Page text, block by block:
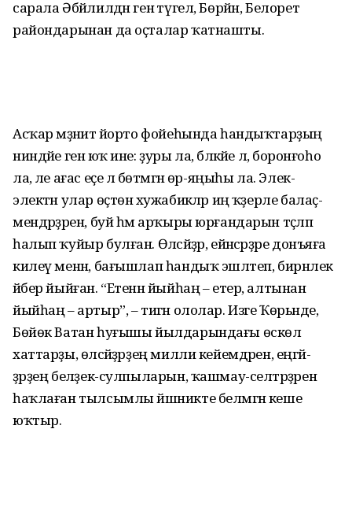
сарала Әб­йәлилдән генә түгел, Бөрйән, Белорет
райондарынан да оҫталар ҡатнашты.
Асҡар мәҙәниәт йорто фойеһында һандыҡтарҙың
ниндәйе генә юҡ ине: ҙуры ла, бәләкәйе лә, боронғоһо
ла, әле ағас еҫе лә бөтмәгән өр-яңыһы ла. Элек-
электән улар өҫтөнә хужабикәләр иң ҡәҙерле балаҫ-
мендәрҙәрен, буй һәм арҡыры юрғандарын тәҫләп
һалып ҡуйыр булған. Өләсәйҙәр, ейәнсәрҙәре донъяға
килеү менән, бағышлап һандыҡ эшләтеп, бирнәлек
әйбер йыйған. “Етенән йыйһаң – етер, алтынан
йыйһаң – артыр”, – тигән ололар. Изге Ҡөрьәнде,
Бөйөк Ватан һуғышы йылдарындағы өскөл
хаттарҙы, өләсәйҙәрҙең милли кейемдәрен, еңгәй­
ҙәрҙең беләҙек-сулпыларын, ҡашмау-селтәрҙәрен
һаҡлаған тылсымлы йәшникте белмәгән кеше
юҡтыр.